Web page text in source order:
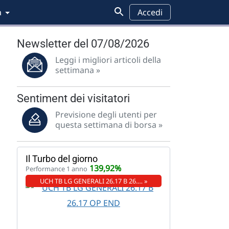
Accedi
Newsletter del 07/08/2026
Leggi i migliori articoli della
settimana »
Sentiment dei visitatori
Previsione degli utenti per
questa settimana di borsa »
Il Turbo del giorno
Performance 1 anno 139,92%
UCH TB LG GENERALI 26.17 B 26.… »